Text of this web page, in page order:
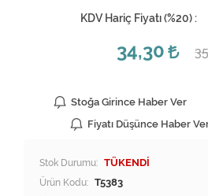
KDV Hariç Fiyatı (%20) :
34,30
Stoğa Girince Haber Ver
Fiyatı Düşünce Haber
Stok Durumu: TÜKENDİ
Ürün Kodu: T5383